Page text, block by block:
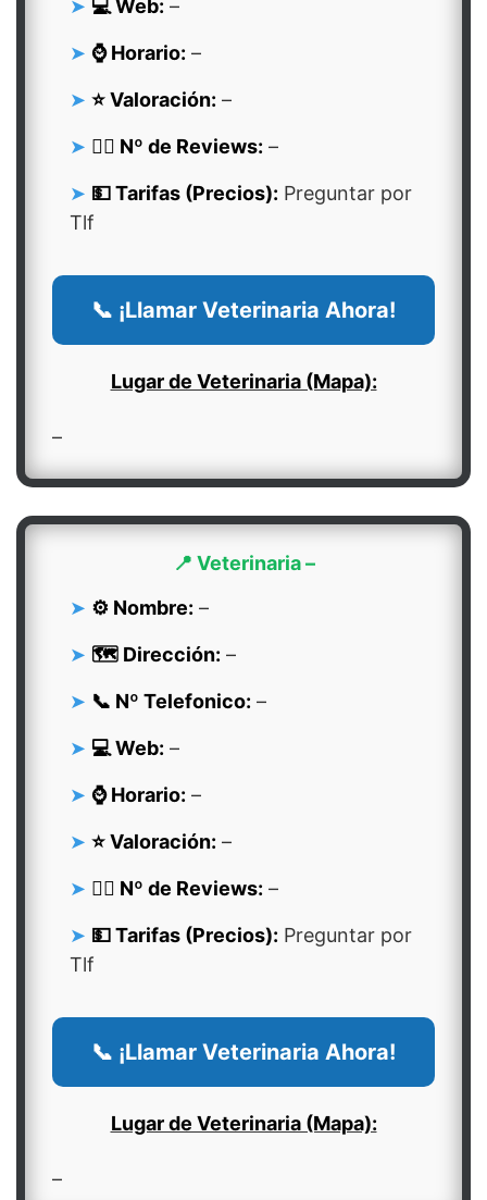
💻 Web: –
⌚ Horario: –
⭐ Valoración: –
👍🏻 Nº de Reviews: –
💵 Tarifas (Precios): Preguntar por
Tlf
📞 ¡Llamar Veterinaria Ahora!
Lugar de Veterinaria (Mapa):
–
📍 Veterinaria –
⚙️ Nombre: –
🗺️ Dirección: –
📞 Nº Telefonico: –
💻 Web: –
⌚ Horario: –
⭐ Valoración: –
👍🏻 Nº de Reviews: –
💵 Tarifas (Precios): Preguntar por
Tlf
📞 ¡Llamar Veterinaria Ahora!
Lugar de Veterinaria (Mapa):
–